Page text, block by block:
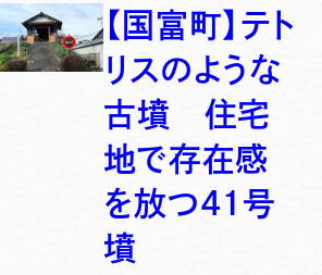
【国富町】テト
リスのような
古墳 住宅
地で存在感
を放つ41号
墳